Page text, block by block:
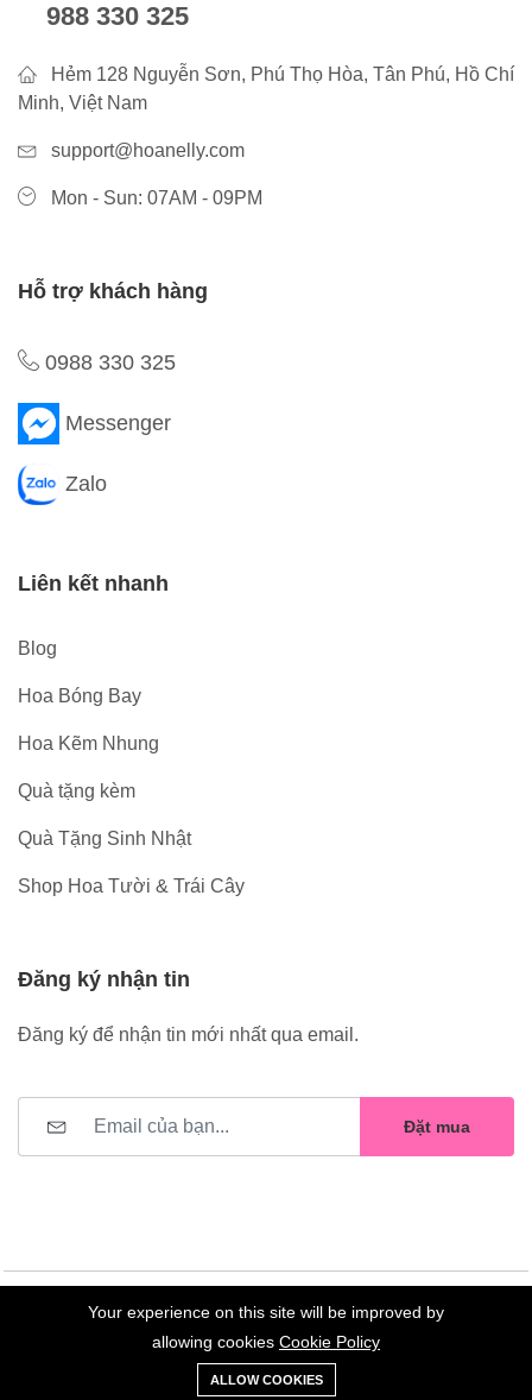
988 330 325
Hẻm 128 Nguyễn Sơn, Phú Thọ Hòa, Tân Phú, Hồ Chí
Minh, Việt Nam
support@hoanelly.com
Mon - Sun: 07AM - 09PM
Hỗ trợ khách hàng
0988 330 325
Messenger
Zalo
Liên kết nhanh
Blog
Hoa Bóng Bay
Hoa Kẽm Nhung
Quà tặng kèm
Quà Tặng Sinh Nhật
Shop Hoa Tười & Trái Cây
Đăng ký nhận tin
Đăng ký để nhận tin mới nhất qua email.
Đặt mua
©2023 Hoa Nelly . All Rights Reserved.
0
Xe
đẩy
Danh sách
yêu thích
Your experience on this site will be improved by
allowing cookies Cookie Policy
ALLOW COOKIES